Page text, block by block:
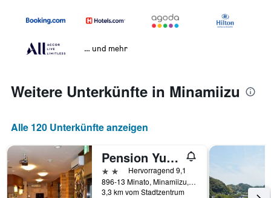
… und mehr
Weitere Unterkünfte in Minamiizu
Alle 120 Unterkünfte anzeigen
Pension Yumigahama
2 SterneHervorragend 9,1
896-13 Minato, Minamiizu, Japan
3,3 km vom Stadtzentrum